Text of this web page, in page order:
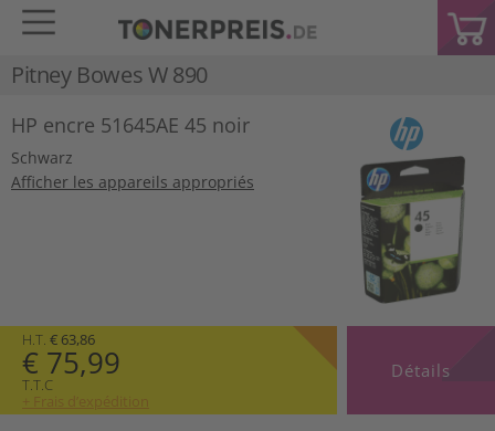
Pitney Bowes W 890
HP encre 51645AE 45 noir
Schwarz
Afficher les appareils appropriés
H.T. € 63,86
€ 75,99
T.T.C
+ Frais d’expédition
Détails